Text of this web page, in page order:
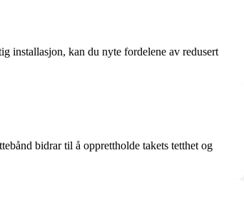
installasjon, kan du nyte fordelene av redusert
bidrar til å opprettholde takets tetthet og